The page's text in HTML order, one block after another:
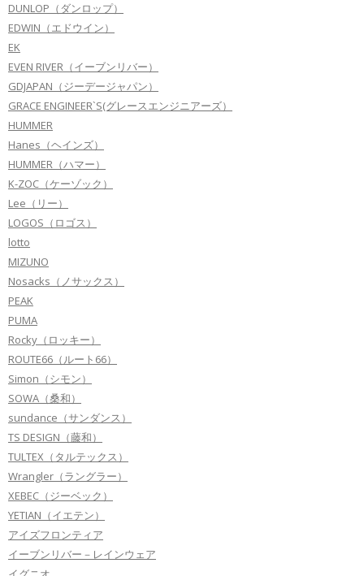
DUNLOP（ダンロップ）
EDWIN（エドウイン）
EK
EVEN RIVER（イーブンリバー）
GDJAPAN（ジーデージャパン）
GRACE ENGINEER`S(グレースエンジニアーズ）
HUMMER
Hanes（ヘインズ）
HUMMER（ハマー）
K-ZOC（ケーゾック）
Lee（リー）
LOGOS（ロゴス）
lotto
MIZUNO
Nosacks（ノサックス）
PEAK
PUMA
Rocky（ロッキー）
ROUTE66（ルート66）
Simon（シモン）
SOWA（桑和）
sundance（サンダンス）
TS DESIGN（藤和）
TULTEX（タルテックス）
Wrangler（ラングラー）
XEBEC（ジーベック）
YETIAN（イエテン）
アイズフロンティア
イーブンリバー－レインウェア